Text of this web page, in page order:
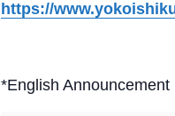
https://
*English Announcement